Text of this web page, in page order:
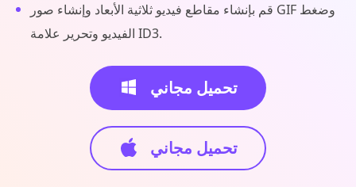
قم بإنشاء مقاطع فيديو ثلاثية الأبعاد وإنشاء صور GIF وضغط
الفيديو وتحرير علامة ID3.
تحميل مجاني
تحميل مجاني